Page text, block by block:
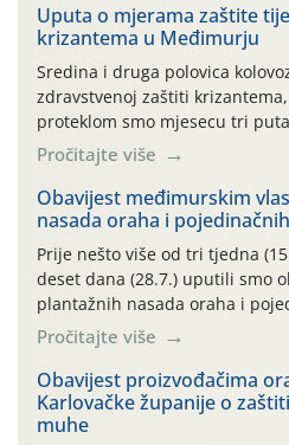
Uputa o mjerama zaštite
krizantema u Međimurju
Sredina i druga polovica
zdravstvenoj zaštiti
proteklom smo mjesecu tri
preventivnim mjerama zaštite
uzročnika bolesti, štetnika i
06.7.)! Na početku ovog
povijesno i ekstremno vruće
najviše temperature […]
Pročitajte više
Obavijest međimurskim
nasada oraha i
Prije nešto više od tri tjedna
deset dana (28.7.) uputili smo
plantažnih nasada oraha i
leta i ovogodišnjoj potrebi
orahove muhe (Rhagoletis
traje drugi ovogodišnji
izražen zadnja šest dana
temperature zraka
Pročitajte više
Obavijest proizvođačima
Karlovačke županije o
muhe